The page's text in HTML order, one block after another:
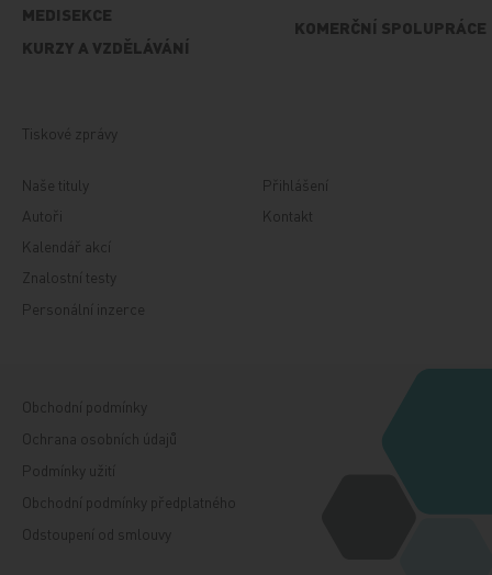
MEDISEKCE
KURZY A VZDĚLÁVÁNÍ
KOMERČNÍ SPOLUPRÁCE
Tiskové zprávy
Naše tituly
Autoři
Kalendář akcí
Znalostní testy
Personální inzerce
Přihlášení
Kontakt
Obchodní podmínky
Ochrana osobních údajů
Podmínky užití
Obchodní podmínky předplatného
Odstoupení od smlouvy